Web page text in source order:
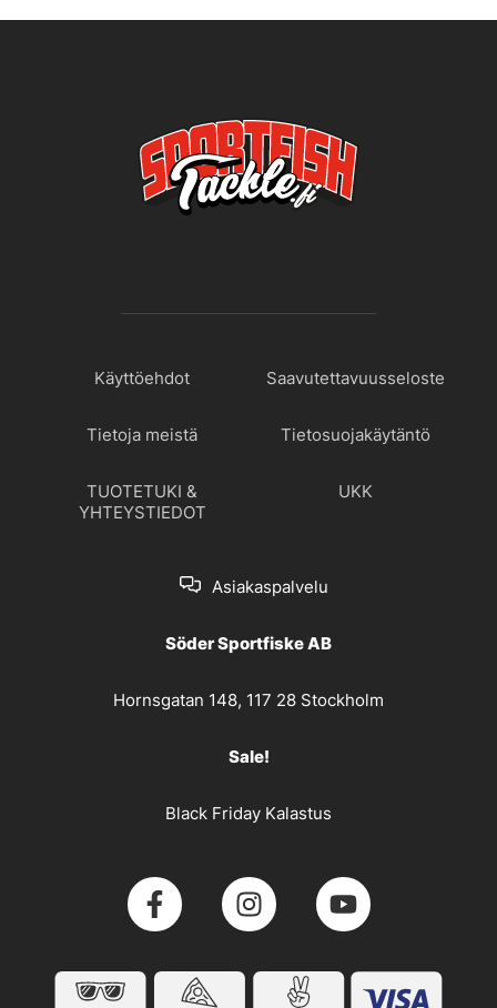
Käyttöehdot Saavutettavuusseloste
Tietoja meistä Tietosuojakäytäntö
TUOTETUKI &
YHTEYSTIEDOT
UKK
Asiakaspalvelu
Söder Sportfiske AB
Hornsgatan 148, 117 28 Stockholm
Sale!
Black Friday Kalastus